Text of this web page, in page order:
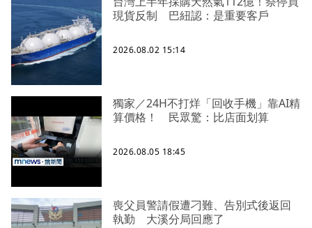
現貨反制 巴紐認：是重要客戶
2026.08.02 15:14
獨家／24H不打烊「回收手機」靠AI精
算價格！ 民眾驚：比店面划算
2026.08.05 18:45
喪父員警請假遭刁難、告別式後返回
執勤 大溪分局回應了